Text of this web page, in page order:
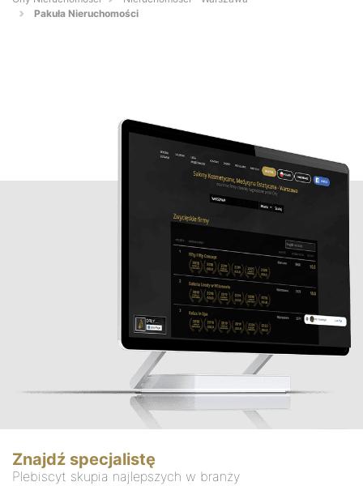
Pakuła Nieruchomości
Znajdź specjalistę
Plebiscyt skupia najlepszych w branży